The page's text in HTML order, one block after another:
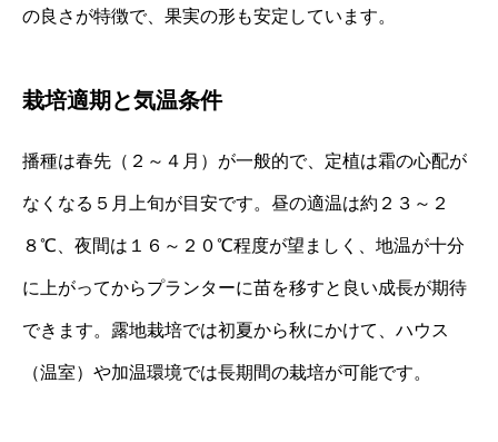
の良さが特徴で、果実の形も安定しています。
栽培適期と気温条件
播種は春先（２～４月）が一般的で、定植は霜の心配が
なくなる５月上旬が目安です。昼の適温は約２３～２
８℃、夜間は１６～２０℃程度が望ましく、地温が十分
に上がってからプランターに苗を移すと良い成長が期待
できます。露地栽培では初夏から秋にかけて、ハウス
（温室）や加温環境では長期間の栽培が可能です。